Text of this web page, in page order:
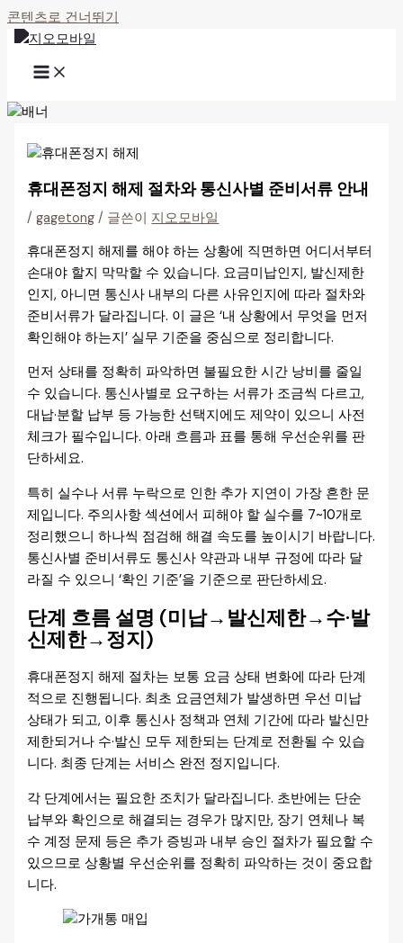
콘텐츠로 건너뛰기
휴대폰정지 해제 절차와 통신사별 준비서류 안내
/gagetong / 글쓴이 지오모바일
휴대폰정지 해제를 해야 하는 상황에 직면하면 어디서부터
손대야 할지 막막할 수 있습니다. 요금미납인지, 발신제한
인지, 아니면 통신사 내부의 다른 사유인지에 따라 절차와
준비서류가 달라집니다. 이 글은 ‘내 상황에서 무엇을 먼저
확인해야 하는지’ 실무 기준을 중심으로 정리합니다.
먼저 상태를 정확히 파악하면 불필요한 시간 낭비를 줄일
수 있습니다. 통신사별로 요구하는 서류가 조금씩 다르고,
대납·분할 납부 등 가능한 선택지에도 제약이 있으니 사전
체크가 필수입니다. 아래 흐름과 표를 통해 우선순위를 판
단하세요.
특히 실수나 서류 누락으로 인한 추가 지연이 가장 흔한 문
제입니다. 주의사항 섹션에서 피해야 할 실수를 7~10개로
정리했으니 하나씩 점검해 해결 속도를 높이시기 바랍니다.
통신사별 준비서류도 통신사 약관과 내부 규정에 따라 달
라질 수 있으니 ‘확인 기준’을 기준으로 판단하세요.
단계 흐름 설명 (미납→발신제한→수·발
신제한→정지)
휴대폰정지 해제 절차는 보통 요금 상태 변화에 따라 단계
적으로 진행됩니다. 최초 요금연체가 발생하면 우선 미납
상태가 되고, 이후 통신사 정책과 연체 기간에 따라 발신만
제한되거나 수·발신 모두 제한되는 단계로 전환될 수 있습
니다. 최종 단계는 서비스 완전 정지입니다.
각 단계에서는 필요한 조치가 달라집니다. 초반에는 단순
납부와 확인으로 해결되는 경우가 많지만, 장기 연체나 복
수 계정 문제 등은 추가 증빙과 내부 승인 절차가 필요할 수
있으므로 상황별 우선순위를 정확히 파악하는 것이 중요합
니다.